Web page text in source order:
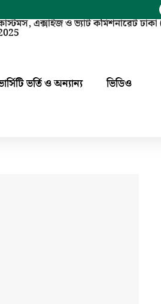
এক্সাইজ ও ভ্যাট কমিশনারেট
ভর্তি ও অন্যান্য
ভিডিও